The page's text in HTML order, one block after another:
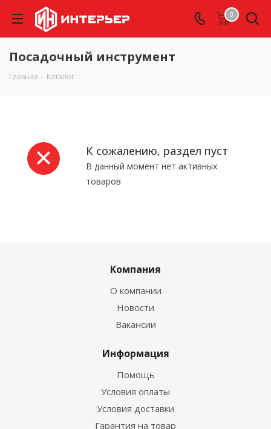
0
Посадочный инструмент
Главная - Каталог
К сожалению, раздел пуст
В данный момент нет активных
товаров
Компания
О компании
Новости
Вакансии
Информация
Помощь
Условия оплаты
Условия доставки
Гарантия на товар